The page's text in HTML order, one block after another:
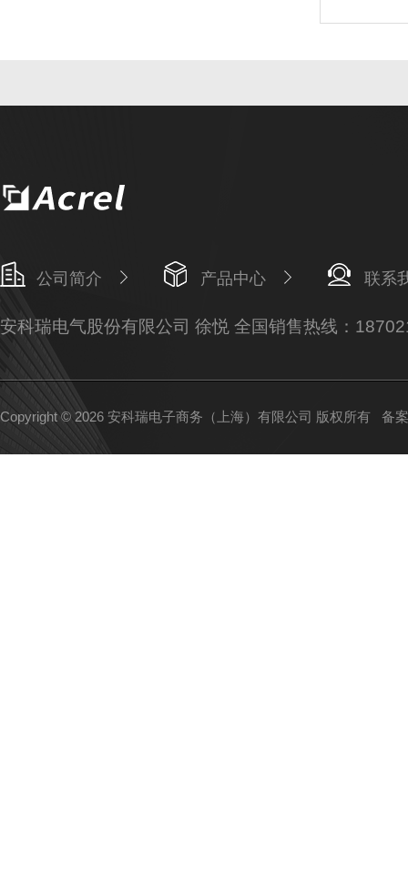
公司简介 产品中心 联系
安科瑞电气股份有限公司 徐悦 全国销售热线：
Copyright © 2026 安科瑞电子商务（上海）有限公司 版权所有 备